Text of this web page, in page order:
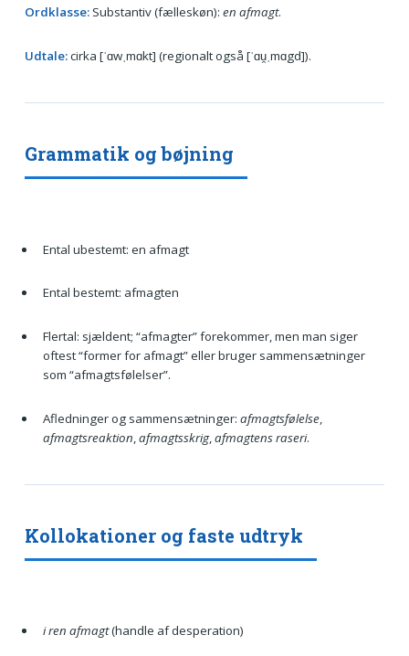
Ordklasse:Substantiv (fælleskøn): en afmagt.
Udtale:cirka [ˈɑwˌmɑkt] (regionalt også [ˈɑu̯ˌmɑgd]).
Grammatik og bøjning
Ental ubestemt: en afmagt
Ental bestemt: afmagten
Flertal: sjældent; “afmagter” forekommer, men man siger
oftest “former for afmagt” eller bruger sammensætninger
som “afmagtsfølelser”.
Afledninger og sammensætninger: afmagtsfølelse,
afmagtsreaktion afmagtsskrig, afmagtens raseri.
Kollokationer og faste udtryk
i ren afmagt(handle af desperation)